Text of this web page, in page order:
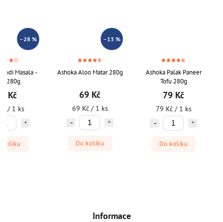
–28 %
Masala -
280g
Kč
/ 1 ks
košíku
–13 %
Ashoka Aloo Matar 280g
69 Kč
69 Kč / 1 ks
Do košíku
Ashoka Palak Paneer
Tofu 280g
79 Kč
79 Kč / 1 ks
Do košíku
Informace